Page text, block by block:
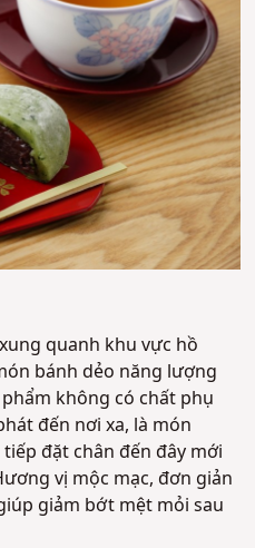
quanh khu vực hồ
bánh dẻo năng lượng
phẩm không có chất phụ
đến nơi xa, là món
đặt chân đến đây mới
vị mộc mạc, đơn giản
giảm bớt mệt mỏi sau